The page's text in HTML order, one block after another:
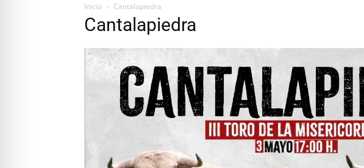
Inicio Cantalapiedra
Cantalapiedra